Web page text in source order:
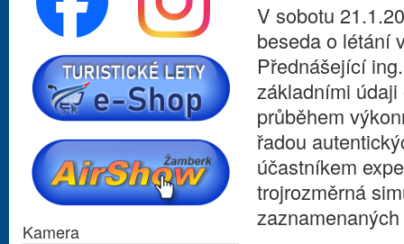
V sobotu
beseda o létání
Přednášející
základními
průběhem
řadou
účastníkem
trojrozměrná
Kamera